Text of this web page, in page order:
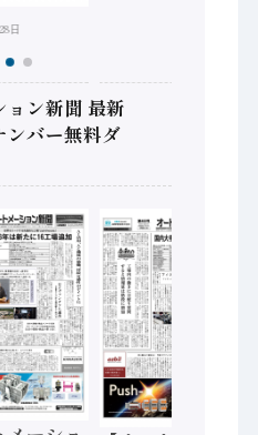
日
ョン新聞 最新
ンバー無料ダ